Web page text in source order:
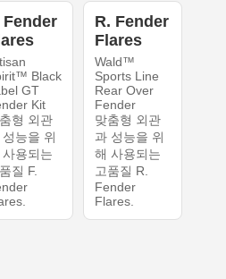
Fender
Black
GT
Kit
형 외관
능을 위
사용되는
질 F.
R. Fender
Flares
Wald™
Sports Line
Rear Over
Fender
맞춤형 외관
과 성능을 위
해 사용되는
고품질 R.
Fender
Flares.